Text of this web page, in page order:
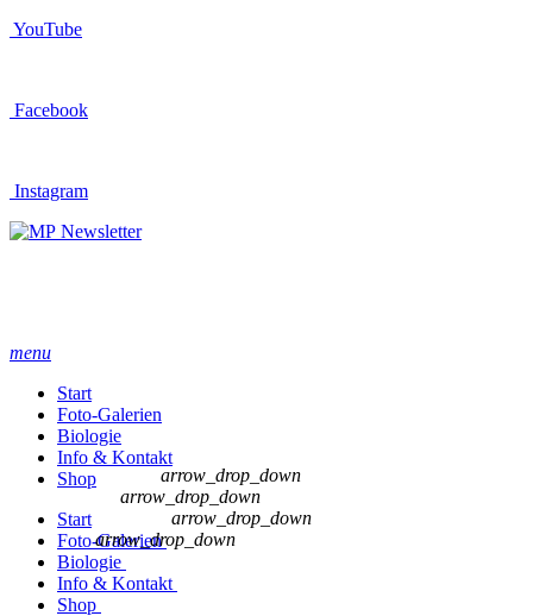
YouTube
Facebook
Instagram
Newsletter
menu
Start
Foto-Galerien
Biologie
Info & Kontakt
Shop
Start
Foto-Galerien
arrow_drop_down
Biologie
arrow_drop_down
Info & Kontakt
arrow_drop_down
Shop
arrow_drop_down